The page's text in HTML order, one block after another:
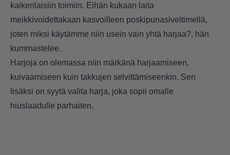
kaikenlaisiin toimiin. Eihän kukaan laita
meikkivoidettakaan kasvoilleen poskipunasiveltimellä,
joten miksi käytämme niin usein vain yhtä harjaa?, hän
kummastelee.
Harjoja on olemassa niin märkänä harjaamiseen,
kuivaamiseen kuin takkujen selvittämiseenkin. Sen
lisäksi on syytä valita harja, joka sopii omalle
hiuslaadulle parhaiten.